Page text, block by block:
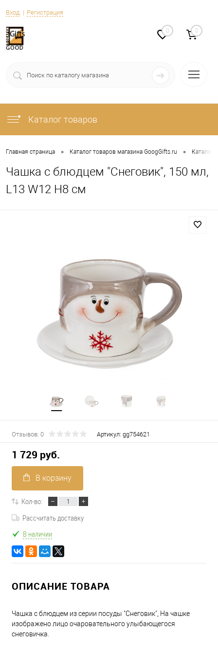
Вход Регистрация
0 0
Каталог товаров
Главная страница • Каталог товаров магазина GoogGifts.ru • Каталог
Чашка с блюдцем "Снеговик", 150 мл,
L13 W12 H8 см
Отзывов: 0 Артикул: gg754621
1 729 руб.
В корзину
Кол-во:
Рассчитать доставку
В наличии
ОПИСАНИЕ ТОВАРА
Чашка с блюдцем из серии посуды "Снеговик", На чашке
изображено лицо очаровательного улыбающегося
снеговичка.